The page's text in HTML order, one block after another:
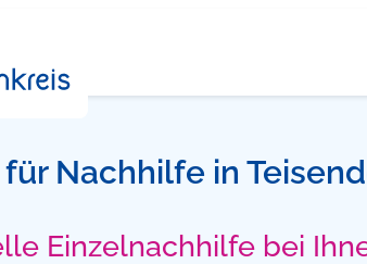
Nachhilfe in
Einzelnachhilfe bei